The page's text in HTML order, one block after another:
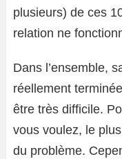
plusieurs) de ces
relation ne
Dans l’ensemble,
réellement
être très difficile.
vous voulez, le
du problème.